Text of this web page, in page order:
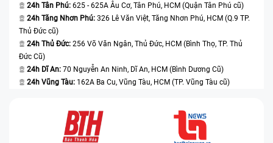
24h Tân Phú: 625 - 625A Âu Cơ, Tân Phú, HCM (Quận Tân Phú cũ)
24h Tăng Nhơn Phú: 326 Lê Văn Việt, Tăng Nhơn Phú, HCM (Q.9 TP.
Thủ Đức cũ)
24h Thủ Đức: 256 Võ Văn Ngân, Thủ Đức, HCM (Bình Thọ, TP. Thủ
Đức Cũ)
24h Dĩ An: 70 Nguyễn An Ninh, Dĩ An, HCM (Bình Dương Cũ)
24h Vũng Tàu: 162A Ba Cu, Vũng Tàu, HCM (TP. Vũng Tàu cũ)